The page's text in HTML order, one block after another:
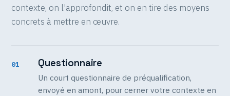
contexte, on l'approfondit, et on en tire des moyens
concrets à mettre en œuvre.
01 Questionnaire
Un court questionnaire de préqualification,
envoyé en amont, pour cerner votre contexte en